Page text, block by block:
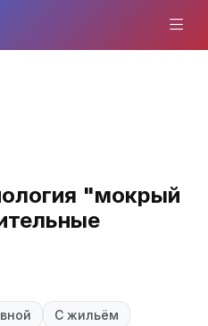
"мокрый
С жильём